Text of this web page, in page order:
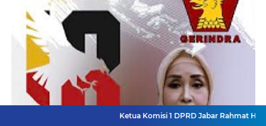
Ketua Komisi 1 DPRD Jabar Rahmat Hidayat Djati